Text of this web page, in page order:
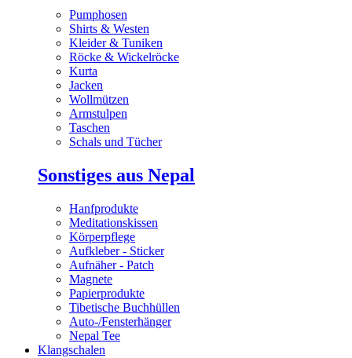
Pumphosen
Shirts & Westen
Kleider & Tuniken
Röcke & Wickelröcke
Kurta
Jacken
Wollmützen
Armstulpen
Taschen
Schals und Tücher
Sonstiges aus Nepal
Hanfprodukte
Meditationskissen
Körperpflege
Aufkleber - Sticker
Aufnäher - Patch
Magnete
Papierprodukte
Tibetische Buchhüllen
Auto-/Fensterhänger
Nepal Tee
Klangschalen